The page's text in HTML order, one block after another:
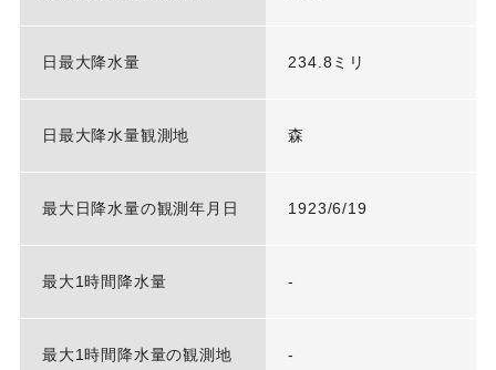
日最大降水量 234.8ミリ
日最大降水量観測地 森
最大日降水量の観測年月日 1923/6/19
最大1時間降水量 -
最大1時間降水量の観測地 -